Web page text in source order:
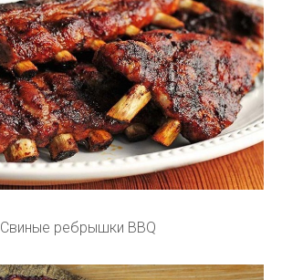
Свиные ребрышки BBQ